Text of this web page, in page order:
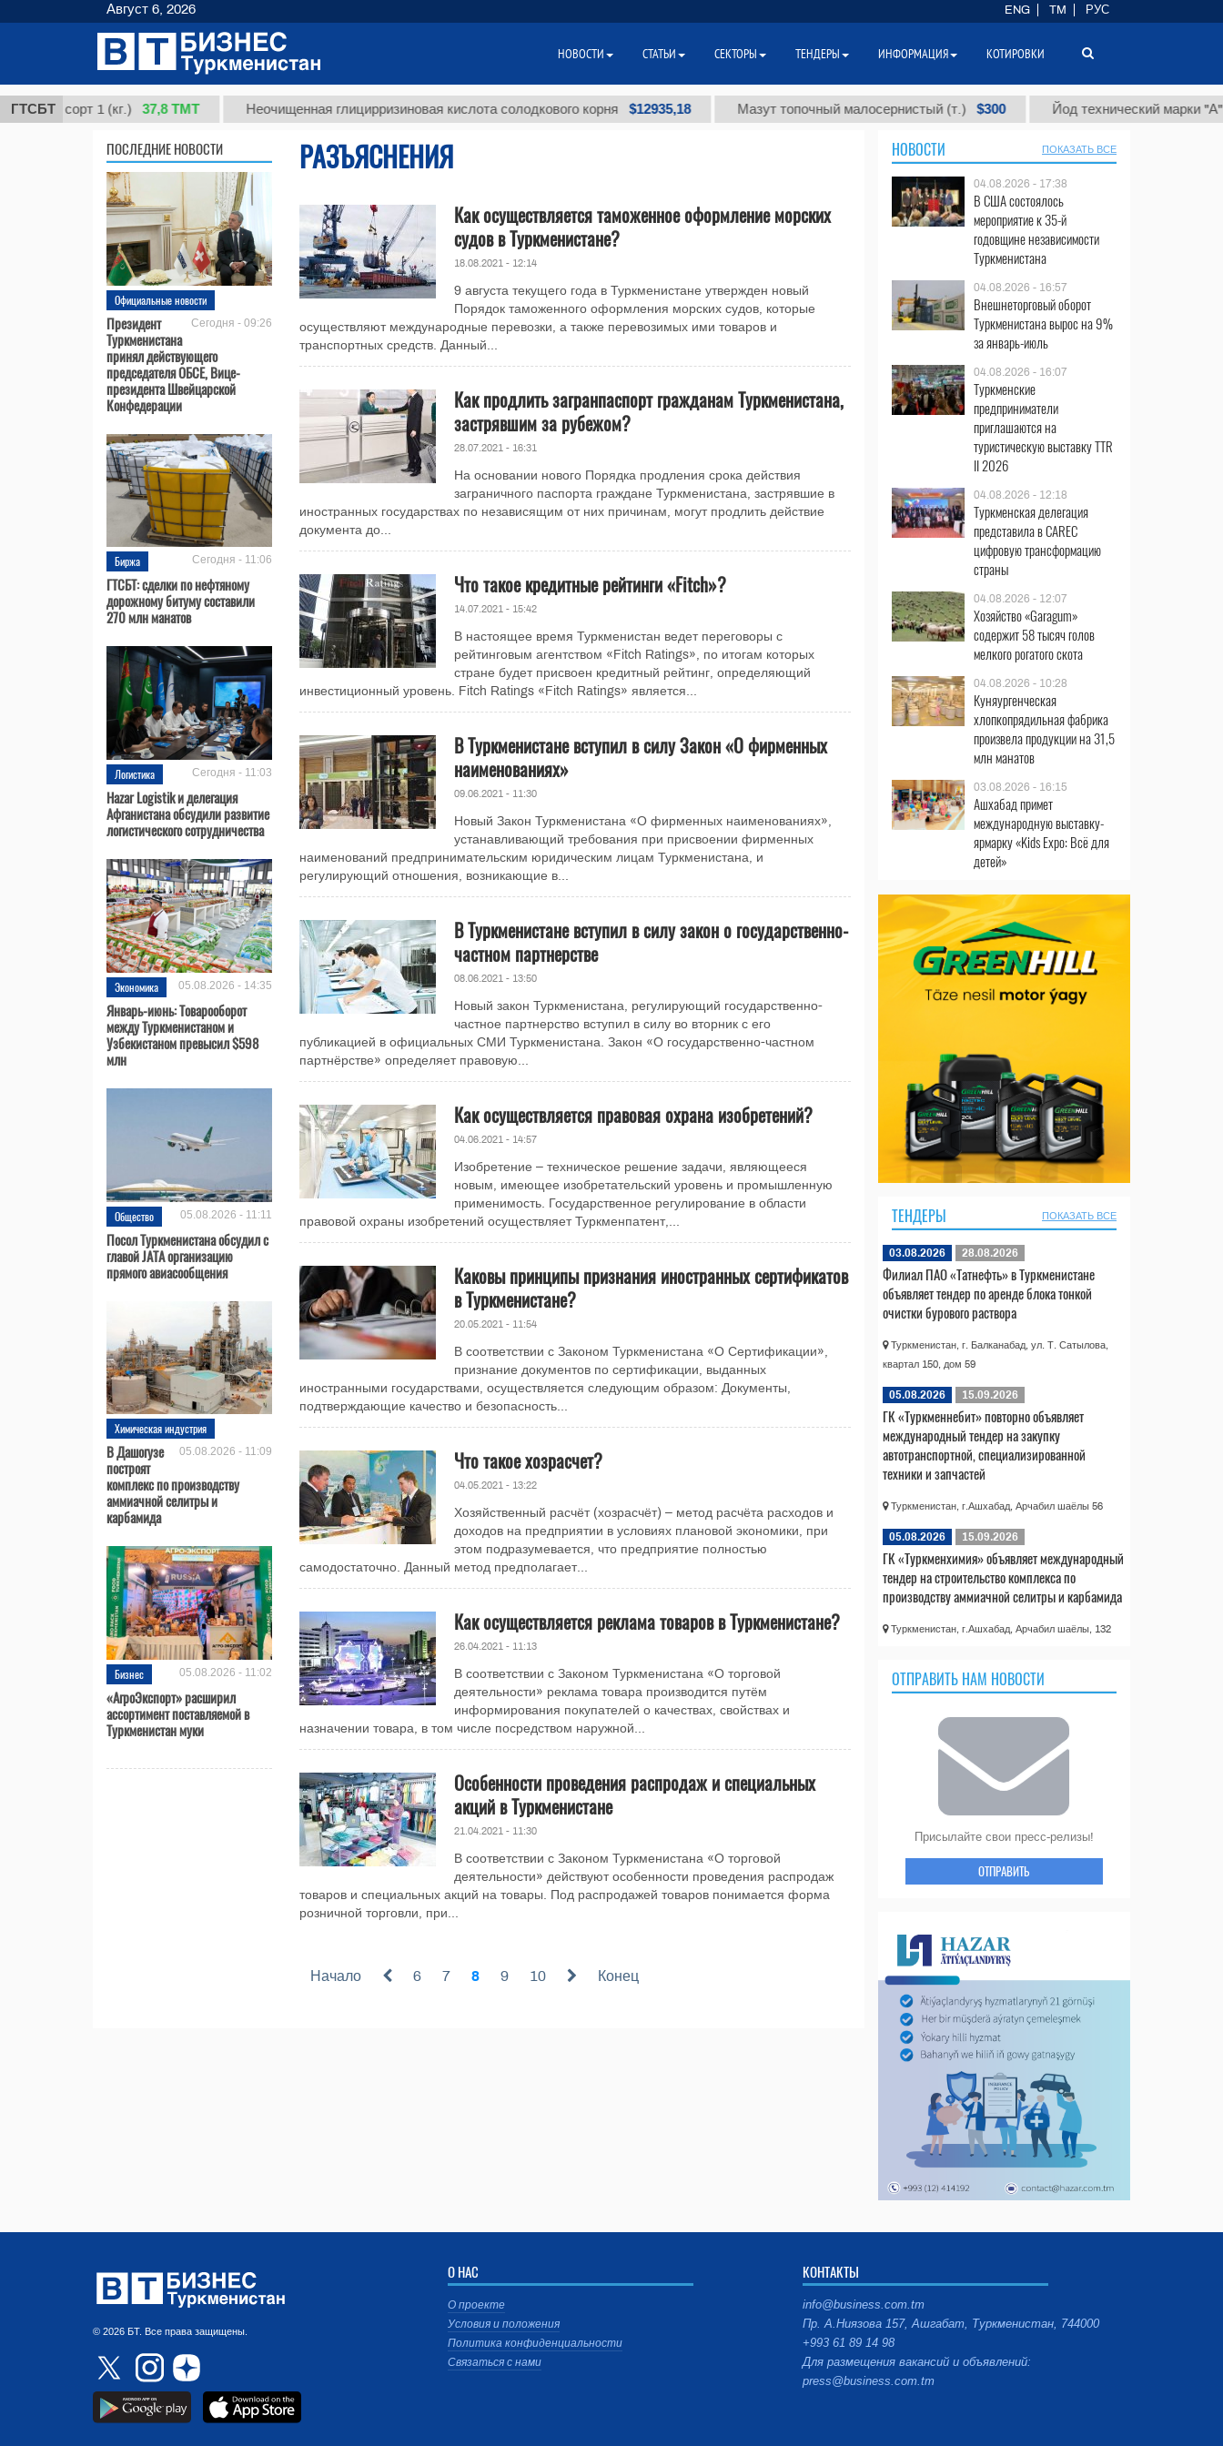
ГТСБТ
сорт 1 (кг.) 37,8 ТМТ Неочищенная глицирризиновая кислота солодкового корня $12935,18 Мазут топочный малосернистый (т.) $300 Йод технический марки "А" (т.)
ПОСЛЕДНИЕ НОВОСТИ
Официальные новости
Сегодня - 09:26
Президент
Туркменистана
принял действующего
председателя ОБСЕ, Вице-
президента Швейцарской
Конфедерации
Биржа Сегодня - 11:06
ГТСБТ: сделки по нефтяному
дорожному битуму составили
270 млн манатов
Логистика Сегодня - 11:03
Hazar Logistik и делегация
Афганистана обсудили развитие
логистического сотрудничества
Экономика 05.08.2026 - 14:35
Январь-июнь: Товарооборот
между Туркменистаном и
Узбекистаном превысил $598
млн
Общество 05.08.2026 - 11:11
Посол Туркменистана обсудил с
главой JATA организацию
прямого авиасообщения
Химическая индустрия
05.08.2026 - 11:09
В Дашогузе
построят
комплекс по производству
аммиачной селитры и
карбамида
Бизнес 05.08.2026 - 11:02
«АгроЭкспорт» расширил
ассортимент поставляемой в
Туркменистан муки
РАЗЪЯСНЕНИЯ
Как осуществляется таможенное оформление морских
судов в Туркменистане?
18.08.2021 - 12:14
9 августа текущего года в Туркменистане утвержден новый
Порядок таможенного оформления морских судов, которые
осуществляют международные перевозки, а также перевозимых ими товаров и
транспортных средств. Данный...
Как продлить загранпаспорт гражданам Туркменистана,
застрявшим за рубежом?
28.07.2021 - 16:31
На основании нового Порядка продления срока действия
заграничного паспорта граждане Туркменистана, застрявшие в
иностранных государствах по независящим от них причинам, могут продлить действие
документа до...
Что такое кредитные рейтинги «Fitch»?
14.07.2021 - 15:42
В настоящее время Туркменистан ведет переговоры с
рейтинговым агентством «Fitch Ratings», по итогам которых
стране будет присвоен кредитный рейтинг, определяющий
инвестиционный уровень. Fitch Ratings «Fitch Ratings» является...
В Туркменистане вступил в силу Закон «О фирменных
наименованиях»
09.06.2021 - 11:30
Новый Закон Туркменистана «О фирменных наименованиях»,
устанавливающий требования при присвоении фирменных
наименований предпринимательским юридическим лицам Туркменистана, и
регулирующий отношения, возникающие в...
В Туркменистане вступил в силу закон о государственно-
частном партнерстве
08.06.2021 - 13:50
Новый закон Туркменистана, регулирующий государственно-
частное партнерство вступил в силу во вторник с его
публикацией в официальных СМИ Туркменистана. Закон «О государственно-частном
партнёрстве» определяет правовую...
Как осуществляется правовая охрана изобретений?
04.06.2021 - 14:57
Изобретение – техническое решение задачи, являющееся
новым, имеющее изобретательский уровень и промышленную
применимость. Государственное регулирование в области
правовой охраны изобретений осуществляет Туркменпатент,...
Каковы принципы признания иностранных сертификатов
в Туркменистане?
20.05.2021 - 11:54
В соответствии с Законом Туркменистана «О Сертификации»,
признание документов по сертификации, выданных
иностранными государствами, осуществляется следующим образом: Документы,
подтверждающие качество и безопасность...
Что такое хозрасчет?
04.05.2021 - 13:22
Хозяйственный расчёт (хозрасчёт) – метод расчёта расходов и
доходов на предприятии в условиях плановой экономики, при
этом подразумевается, что предприятие полностью
самодостаточно. Данный метод предполагает...
Как осуществляется реклама товаров в Туркменистане?
26.04.2021 - 11:13
В соответствии с Законом Туркменистана «О торговой
деятельности» реклама товара производится путём
информирования покупателей о качествах, свойствах и
назначении товара, в том числе посредством наружной...
Особенности проведения распродаж и специальных
акций в Туркменистане
21.04.2021 - 11:30
В соответствии с Законом Туркменистана «О торговой
деятельности» действуют особенности проведения распродаж
товаров и специальных акций на товары. Под распродажей товаров понимается форма
розничной торговли, при...
Начало 6 7 8 9 10 Конец
НОВОСТИ ПОКАЗАТЬ ВСЕ
04.08.2026 - 17:38
В США состоялось
мероприятие к 35-й
годовщине независимости
Туркменистана
04.08.2026 - 16:57
Внешнеторговый оборот
Туркменистана вырос на 9%
за январь-июль
04.08.2026 - 16:07
Туркменские
предприниматели
приглашаются на
туристическую выставку TTR
II 2026
04.08.2026 - 12:18
Туркменская делегация
представила в CAREC
цифровую трансформацию
страны
04.08.2026 - 12:07
Хозяйство «Garagum»
содержит 58 тысяч голов
мелкого рогатого скота
04.08.2026 - 10:28
Куняургенческая
хлопкопрядильная фабрика
произвела продукции на 31,5
млн манатов
03.08.2026 - 16:15
Ашхабад примет
международную выставку-
ярмарку «Kids Expo: Всё для
детей»
ТЕНДЕРЫ ПОКАЗАТЬ ВСЕ
03.08.2026 28.08.2026
Филиал ПАО «Татнефть» в Туркменистане
объявляет тендер по аренде блока тонкой
очистки бурового раствора
Туркменистан, г. Балканабад, ул. Т. Сатылова,
квартал 150, дом 59
05.08.2026 15.09.2026
ГК «Туркменнебит» повторно объявляет
международный тендер на закупку
автотранспортной, специализированной
техники и запчастей
Туркменистан, г.Ашхабад, Арчабил шаёлы 56
05.08.2026 15.09.2026
ГК «Туркменхимия» объявляет международный
тендер на строительство комплекса по
производству аммиачной селитры и карбамида
Туркменистан, г.Ашхабад, Арчабил шаёлы, 132
ОТПРАВИТЬ НАМ НОВОСТИ
Присылайте свои пресс-релизы!
ОТПРАВИТЬ
© 2026 БТ. Все права защищены.
О НАС
О проекте
Условия и положения
Политика конфиденциальности
Связаться с нами
КОНТАКТЫ
info@business.com.tm
Пр. А.Ниязова 157, Ашгабат, Туркменистан, 744000
+993 61 89 14 98
Для размещения вакансий и объявлений:
press@business.com.tm
Август 6, 2026 ENG TM РУС
НОВОСТИ СТАТЬИ СЕКТОРЫ ТЕНДЕРЫ ИНФОРМАЦИЯ КОТИРОВКИ